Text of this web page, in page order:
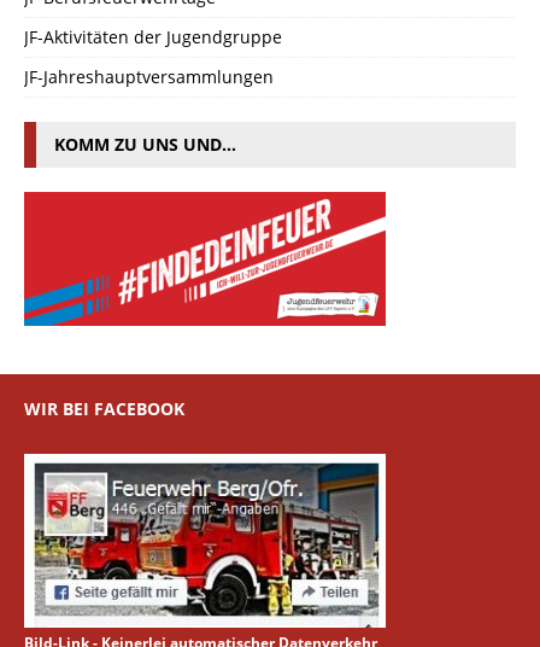
JF-Aktivitäten der Jugendgruppe
JF-Jahreshauptversammlungen
KOMM ZU UNS UND…
WIR BEI FACEBOOK